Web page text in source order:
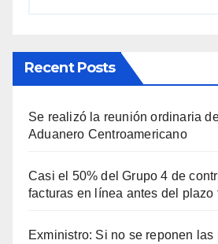
Recent Posts
Se realizó la reunión ordinaria
Aduanero Centroamericano
Casi el 50% del Grupo 4 de
facturas en línea antes del plazo
Exministro: Si no se reponen las